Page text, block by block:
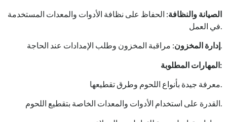
الصيانة والنظافة: الحفاظ على نظافة الأدوات والمعدات المستخدمة
في العمل.
إدارة المخزون: مراقبة المخزون وطلب الإمدادات عند الحاجة.
المهارات المطلوبة:
معرفة جيدة بأنواع اللحوم وطرق تقطيعها.
القدرة على استخدام الأدوات والمعدات الخاصة بتقطيع اللحوم.